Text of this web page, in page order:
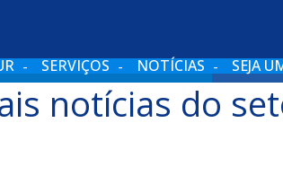
SERVIÇOS NOTÍCIAS SEJA
notícias do